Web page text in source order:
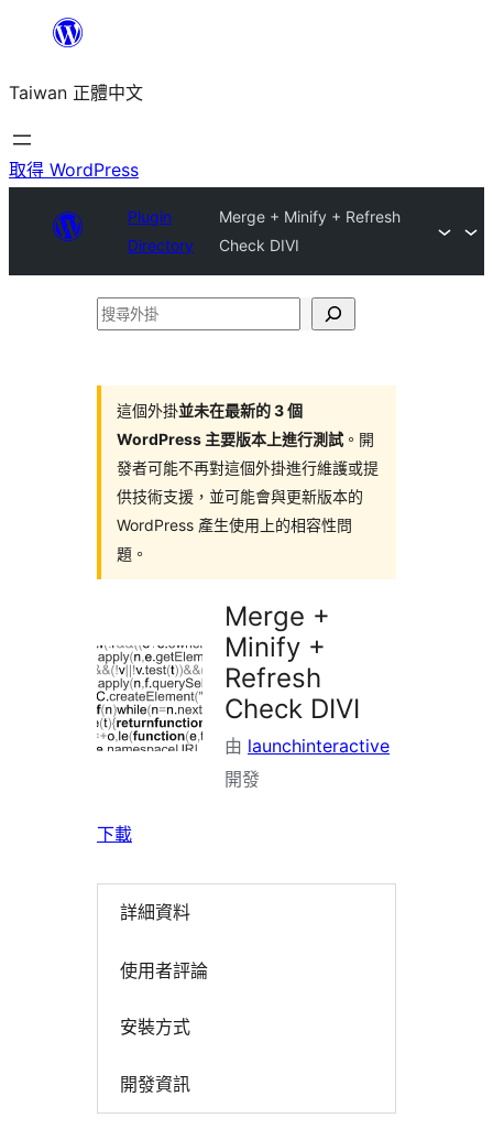
主
要
內
Taiwan 正體中文
取得 WordPress
Plugin
Directory
Merge + Minify + Refresh
Check DIVI
搜
這個外掛並未在最新的 3 個
WordPress 主要版本上進行測試 。開
發者可能不再對這個外掛進行維護或提
供技術支援，並可能會與更新版本的
WordPress 產生使用上的相容性問
題。
Merge +
Minify +
Refresh
Check DIVI
由 launchinteractive
開發
下載
詳細資料
使用者評論
安裝方式
開發資訊